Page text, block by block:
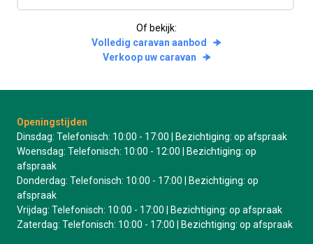
Of bekijk:
Volledig caravan aanbod
Verkoop uw caravan
Openingstijden
Dinsdag: Telefonisch: 10:00 - 17:00 | Bezichtiging: op afspraak
Woensdag: Telefonisch: 10:00 - 12:00 | Bezichtiging: op
afspraak
Donderdag: Telefonisch: 10:00 - 17:00 | Bezichtiging: op
afspraak
Vrijdag: Telefonisch: 10:00 - 17:00 | Bezichtiging: op afspraak
Zaterdag: Telefonisch: 10:00 - 17:00 | Bezichtiging: op afspraak